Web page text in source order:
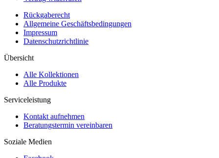
Rückgaberecht
Allgemeine Geschäftsbedingungen
Impressum
Datenschutzrichtlinie
Übersicht
Alle Kollektionen
Alle Produkte
Serviceleistung
Kontakt aufnehmen
Beratungstermin vereinbaren
Soziale Medien